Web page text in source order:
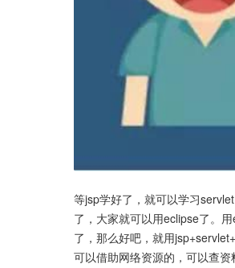
等jsp学好了，就可以学习
了，大家就可以用eclipse了。
了，那么好吧，就用
可以借助网络资源的，可以查